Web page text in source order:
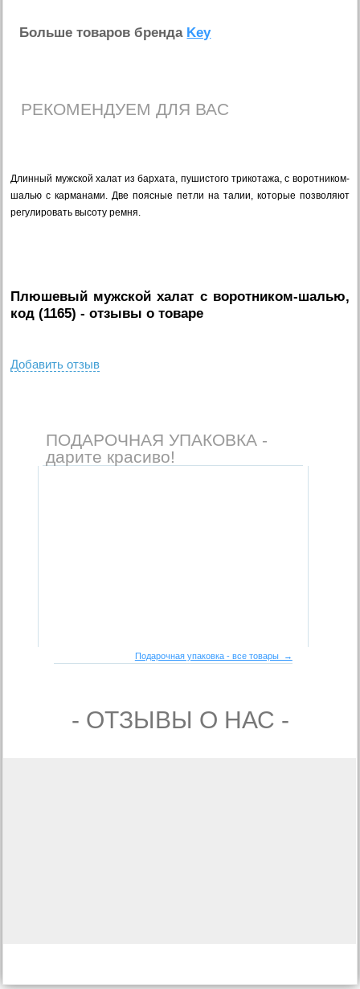
Больше товаров бренда Key
РЕКОМЕНДУЕМ ДЛЯ ВАС
Длинный мужской халат из бархата, пушистого трикотажа, с воротником-
шалью с карманами. Две поясные петли на талии, которые позволяют
регулировать высоту ремня.
Плюшевый мужской халат с воротником-шалью,
код (1165) - отзывы о товаре
Добавить отзыв
ПОДАРОЧНАЯ УПАКОВКА -
дарите красиво!
Подарочная упаковка - все товары →
- ОТЗЫВЫ О НАС -